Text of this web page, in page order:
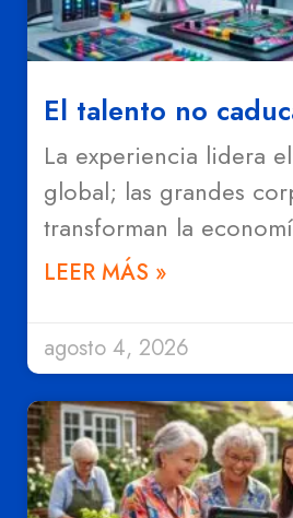
El talento no
La experiencia lidera
global; las grandes
transforman la
LEER MÁS »
agosto 4, 2026